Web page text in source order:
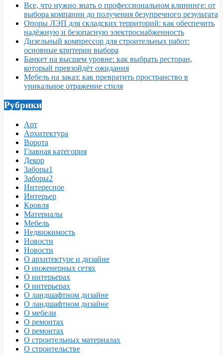
Все, что нужно знать о профессиональном клининге: от
выбора компании до получения безупречного результата
Опоры ЛЭП для складских территорий: как обеспечить
надёжную и безопасную электроснабженность
Дизельный компрессор для строительных работ:
основные критерии выбора
Банкет на высшем уровне: как выбрать ресторан,
который превзойдёт ожидания
Мебель на заказ: как превратить пространство в
уникальное отражение стиля
Рубрики
Арт
Архитектура
Ворота
Главная категория
Декор
Заборы1
Заборы2
Интересное
Интерьер
Кровля
Материалы
Мебель
Недвижимость
Новости
Новости
О архитектуре и дизайне
О инженерных сетях
О интерьерах
О интерьерах
О ландшафтном дизайне
О ландшафтном дизайне
О мебели
О ремонтах
О ремонтах
О строительных материалах
О строительстве